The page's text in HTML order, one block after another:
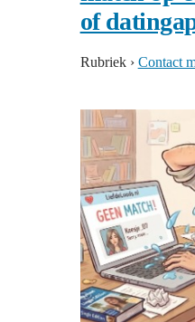
of
Rubriek › Contact